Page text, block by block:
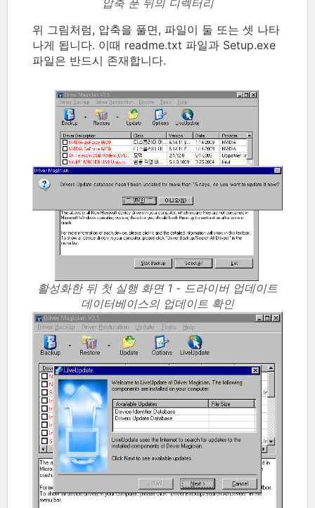
위 그림처럼, 압축을 풀면, 파일이 둘 또는 셋 나타
나게 됩니다. 이때 readme.txt 파일과 Setup.exe
파일은 반드시 존재합니다.
활성화한 뒤 첫 실행 화면 1 - 드라이버 업데이트
데이터베이스의 업데이트 확인